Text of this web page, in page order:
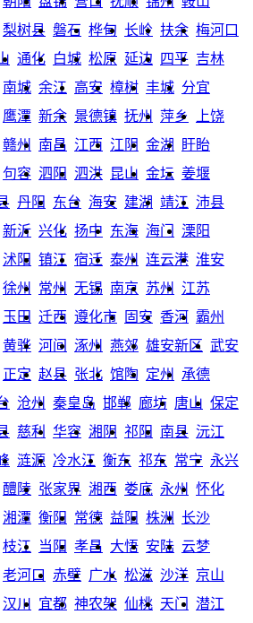
梨树县 磐石 桦甸 长岭 扶余 梅河口
通化 白城 松原 延边 四平 吉林
南城 余江 高安 樟树 丰城 分宜
鹰潭 新余 景德镇 抚州 萍乡
上饶
赣州 南昌 江西 江阴 金湖
盱眙
句容 泗阳 泗洪 昆山 金坛 姜堰
丹阳 东台 海安 建湖 靖江 沛县
新沂 兴化 扬中 东海 海门
溧阳
沭阳 镇江 宿迁 泰州 连云港 淮安
徐州 常州 无锡 南京 苏州
江苏
玉田 迁西 遵化市 固安 香河 霸州
黄骅 河间 涿州 燕郊 雄安新区 武安
正定 赵县 张北 馆陶 定州
承德
沧州 秦皇岛 邯郸 廊坊 唐山 保定
慈利 华容 湘阴 祁阳 南县 沅江
涟源 冷水江 衡东 祁东 常宁 永兴
醴陵 张家界 湘西 娄底 永州
怀化
湘潭 衡阳 常德 益阳 株洲 长沙
枝江 当阳 孝昌 大悟 安陆 云梦
老河口 赤壁 广水 松滋 沙洋 京山
汉川 宜都 神农架 仙桃 天门
潜江